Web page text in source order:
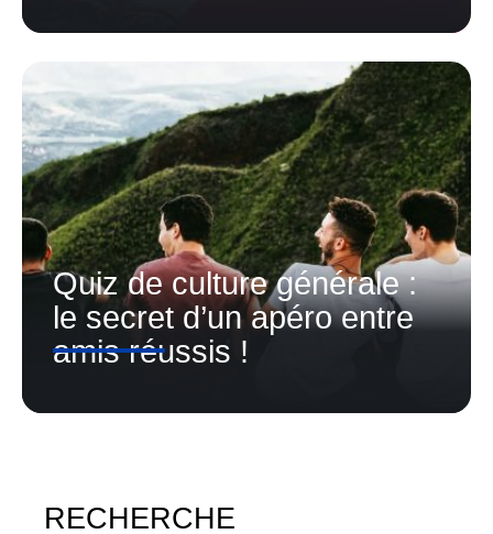
Quiz de culture générale :
le secret d’un apéro entre
amis réussis !
RECHERCHE